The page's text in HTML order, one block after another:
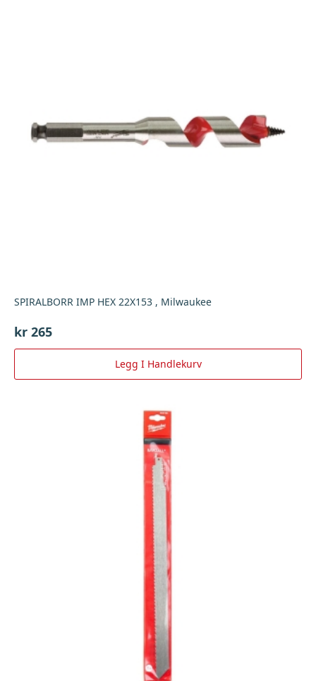
SPIRALBORR IMP HEX 22X153 , Milwaukee
kr 265
Legg I Handlekurv